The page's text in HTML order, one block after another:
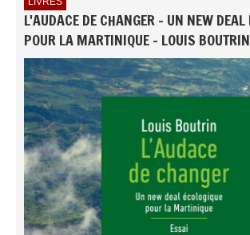
L'AUDACE DE CHANGER - UN NEW DEAL
POUR LA MARTINIQUE - LOUIS BOUTRIN